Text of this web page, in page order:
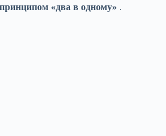
«два в одному» .